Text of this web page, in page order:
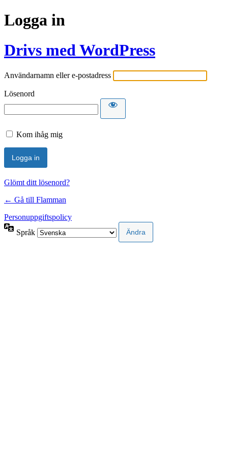
Logga in
Drivs med WordPress
Användarnamn eller e-postadress
Lösenord
Kom ihåg mig
Glömt ditt lösenord?
← Gå till Flamman
Personuppgiftspolicy
Språk